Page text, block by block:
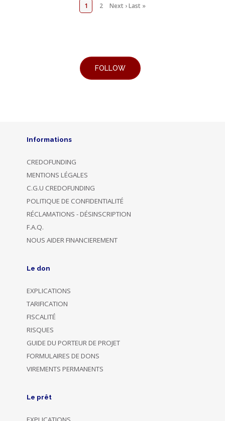
1 2 Next ›Last »
Informations
CREDOFUNDING
MENTIONS LÉGALES
C.G.U CREDOFUNDING
POLITIQUE DE CONFIDENTIALITÉ
RÉCLAMATIONS - DÉSINSCRIPTION
F.A.Q.
NOUS AIDER FINANCIEREMENT
Le don
EXPLICATIONS
TARIFICATION
FISCALITÉ
RISQUES
GUIDE DU PORTEUR DE PROJET
FORMULAIRES DE DONS
VIREMENTS PERMANENTS
Le prêt